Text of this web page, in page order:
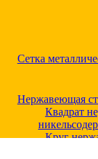
Сетка
Нержавеющая
Квадрат
Круг